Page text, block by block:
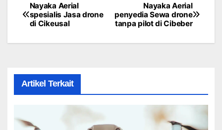
Post
navigation
Nayaka Aerial
penyedia Sewa drone
tanpa pilot di Cibeber
Nayaka Aerial
spesialis Jasa drone
di Cikeusal
Artikel Terkait